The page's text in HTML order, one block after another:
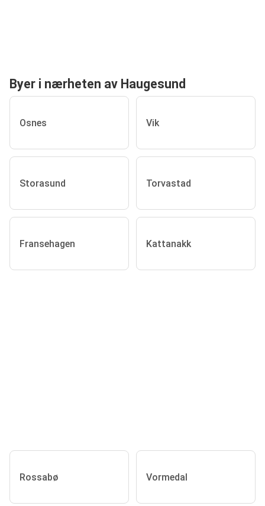
Byer i nærheten av Haugesund
Osnes Vik
Storasund Torvastad
Fransehagen Kattanakk
Rossabø Vormedal